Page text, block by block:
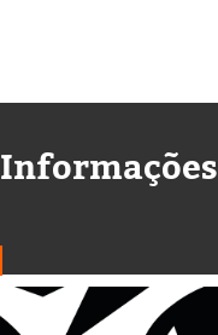
Informações